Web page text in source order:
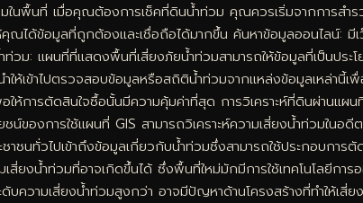
นพื้นที่ เมื่อคุณต้องการเช็คที่ดินน้ำท่วม คุณควรเริ่มจากการสำ
ด้ข้อมูลที่ถูกต้องและเชื่อถือได้มากขึ้น ค้นหาข้อมูลออนไลน์: มีเ
: แผนที่ที่แสดงพื้นที่เสี่ยงภัยน้ำท่วมสามารถให้ข้อมูลที่เป็นประ
ห้เข้าไปตรวจสอบข้อมูลหรือสถิติน้ำท่วมจากแหล่งข้อมูลเหล่านี้
ารตัดสินใจซื้อนั้นมีความคุ้มค่าที่สุด การวิเคราะห์ที่ดินผ่านแผน
องการใช้แผนที่ GIS สามารถวิเคราะห์ความเสี่ยงน้ำท่วมในอดี
นทั่วไปเข้าถึงข้อมูลเกี่ยวกับน้ำท่วมซึ่งสามารถใช้ประกอบการ
เสี่ยงน้ำท่วมที่อาจเกิดขึ้นได้ ซึ่งพื้นที่ใหม่มักมีการใช้เทคโนโลยี
ความเสี่ยงน้ำท่วมสูงกว่า อาจมีปัญหาด้านโครงสร้างที่ทำให้เสี่